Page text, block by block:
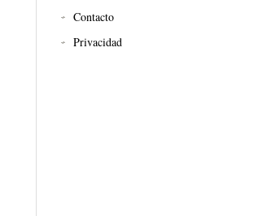
Contacto
Privacidad